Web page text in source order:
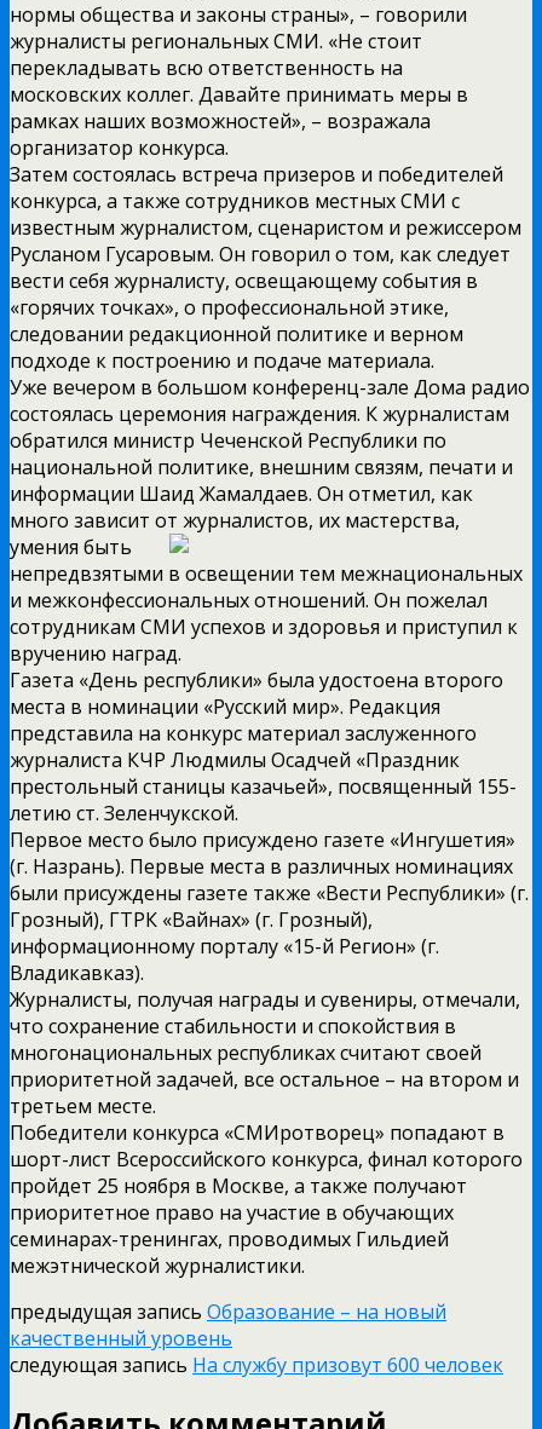
нормы общества и законы страны», – говорили
журналисты региональных СМИ. «Не стоит
перекладывать всю ответственность на
московских коллег. Давайте принимать меры в
рамках наших возможностей», – возражала
организатор конкурса.
Затем состоялась встреча призеров и победителей
конкурса, а также сотрудников местных СМИ с
известным журналистом, сценаристом и режиссером
Русланом Гусаровым. Он говорил о том, как следует
вести себя журналисту, освещающему события в
«горячих точках», о профессиональной этике,
следовании редакционной политике и верном
подходе к построению и подаче материала.
Уже вечером в большом конференц-зале Дома радио
состоялась церемония награждения. К журналистам
обратился министр Чеченской Республики по
национальной политике, внешним связям, печати и
информации Шаид Жамалдаев. Он отметил, как
много зависит от журналистов, их мастерства,
умения быть
непредвзятыми в освещении тем межнациональных
и межконфессиональных отношений. Он пожелал
сотрудникам СМИ успехов и здоровья и приступил к
вручению наград.
Газета «День республики» была удостоена второго
места в номинации «Русский мир». Редакция
представила на конкурс материал заслуженного
журналиста КЧР Людмилы Осадчей «Праздник
престольный станицы казачьей», посвященный 155-
летию ст. Зеленчукской.
Первое место было присуждено газете «Ингушетия»
(г. Назрань). Первые места в различных номинациях
были присуждены газете также «Вести Республики» (г.
Грозный), ГТРК «Вайнах» (г. Грозный),
информационному порталу «15-й Регион» (г.
Владикавказ).
Журналисты, получая награды и сувениры, отмечали,
что сохранение стабильности и спокойствия в
многонациональных республиках считают своей
приоритетной задачей, все остальное – на втором и
третьем месте.
Победители конкурса «СМИротворец» попадают в
шорт-лист Всероссийского конкурса, финал которого
пройдет 25 ноября в Москве, а также получают
приоритетное право на участие в обучающих
семинарах-тренингах, проводимых Гильдией
межэтнической журналистики.
предыдущая запись Образование – на новый
качественный уровень
следующая запись На службу призовут 600 человек